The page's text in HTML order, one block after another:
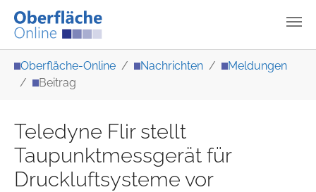
Oberfläche-Online Nachrichten
Meldungen
Beitrag
Teledyne Flir stellt
Taupunktmessgerät für
Druckluftsysteme vor